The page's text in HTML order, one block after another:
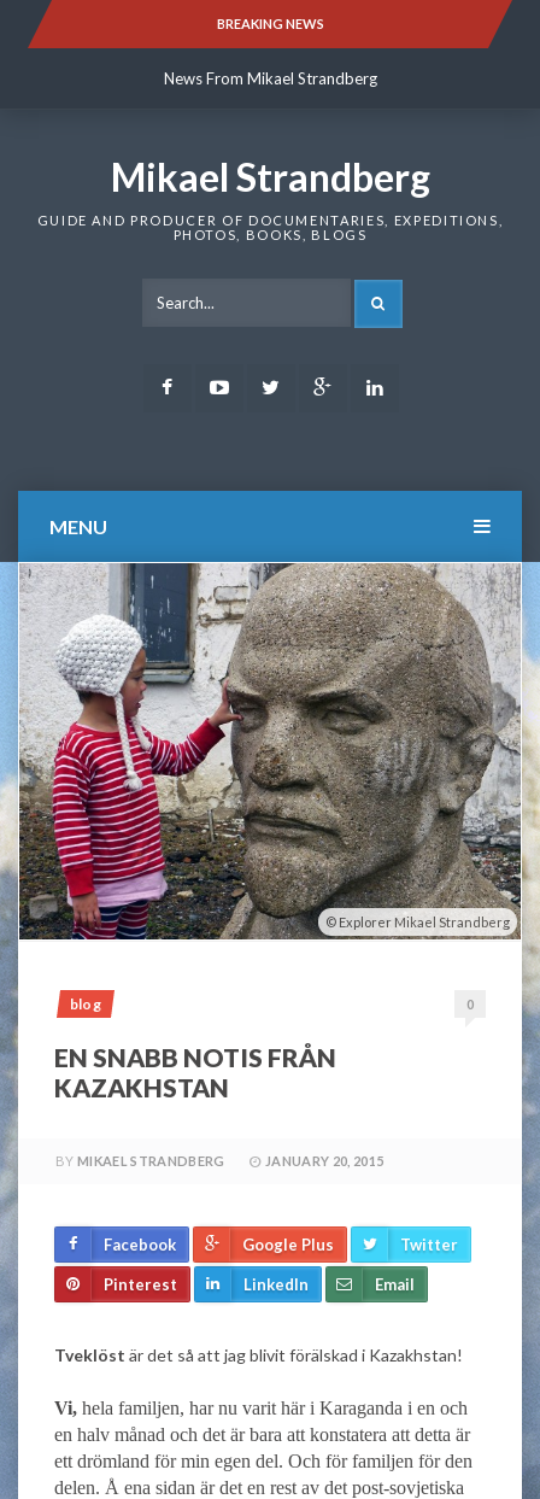
BREAKING NEWS
News From Mikael Strandberg
News From Mikael Strandberg
Mikael Strandberg
GUIDE AND PRODUCER OF DOCUMENTARIES, EXPEDITIONS,
PHOTOS, BOOKS, BLOGS
FacebookYoutubeTwitter Google
MENU
Explorer Mikael Strandberg
blog 0
EN SNABB NOTIS FRÅN
KAZAKHSTAN
BY MIKAEL STRANDBERG JANUARY 20, 2015
Facebook Google Plus Twitter
Pinterest LinkedIn Email
Tveklöst är det så att jag blivit förälskad i Kazakhstan!
Vi, hela familjen, har nu varit här i Karaganda i en och
en halv månad och det är bara att konstatera att detta är
ett drömland för min egen del. Och för familjen för den
delen. Å ena sidan är det en rest av det post-sovjetiska